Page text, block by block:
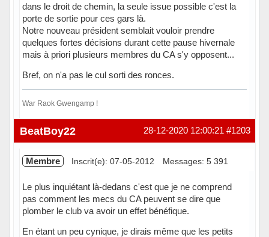
dans le droit de chemin, la seule issue possible c'est la
porte de sortie pour ces gars là.
Notre nouveau président semblait vouloir prendre
quelques fortes décisions durant cette pause hivernale
mais à priori plusieurs membres du CA s'y opposent...
Bref, on n'a pas le cul sorti des ronces.
War Raok Gwengamp !
Hors ligne #1203
28-12-2020 12:00:21
BeatBoy22
Membre Inscrit(e): 07-05-2012 Messages: 5 391
Le plus inquiétant là-dedans c'est que je ne comprend
pas comment les mecs du CA peuvent se dire que
plomber le club va avoir un effet bénéfique.
En étant un peu cynique, je dirais même que les petits